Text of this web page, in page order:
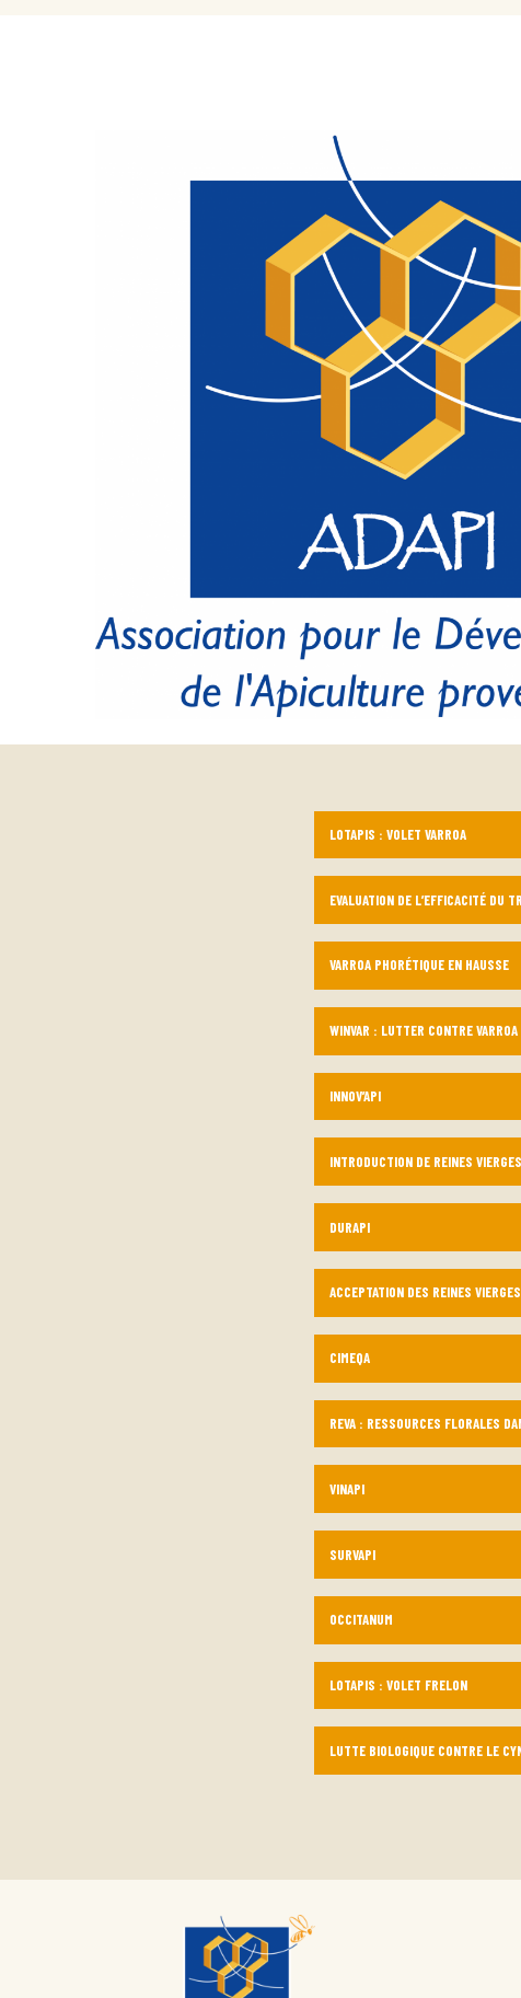
LOTAPIS : VOLET VARROA
EVALUATION DE L’EFFICACITÉ DU
VARROA PHORÉTIQUE EN HAUSSE
WINVAR : LUTTER CONTRE
INNOV’API
INTRODUCTION DE REINES VIERGES
DURAPI
ACCEPTATION DES REINES
CIMEQA
REVA : RESSOURCES FLORALES
VINAPI
SURVAPI
OCCITANUM
LOTAPIS : VOLET FRELON
LUTTE BIOLOGIQUE CONTRE LE